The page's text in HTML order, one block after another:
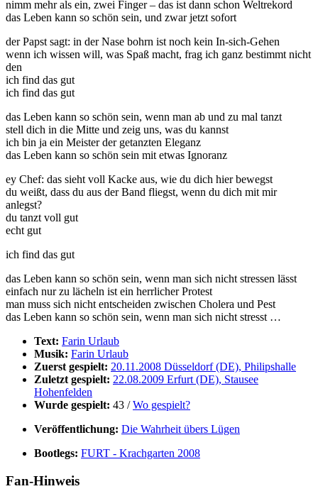
nimm mehr als ein, zwei Finger – das ist dann schon Weltrekord
das Leben kann so schön sein, und zwar jetzt sofort
der Papst sagt: in der Nase bohrn ist noch kein In-sich-Gehen
wenn ich wissen will, was Spaß macht, frag ich ganz bestimmt nicht
den
ich find das gut
ich find das gut
das Leben kann so schön sein, wenn man ab und zu mal tanzt
stell dich in die Mitte und zeig uns, was du kannst
ich bin ja ein Meister der getanzten Eleganz
das Leben kann so schön sein mit etwas Ignoranz
ey Chef: das sieht voll Kacke aus, wie du dich hier bewegst
du weißt, dass du aus der Band fliegst, wenn du dich mit mir
anlegst?
du tanzt voll gut
echt gut
ich find das gut
das Leben kann so schön sein, wenn man sich nicht stressen lässt
einfach nur zu lächeln ist ein herrlicher Protest
man muss sich nicht entscheiden zwischen Cholera und Pest
das Leben kann so schön sein, wenn man sich nicht stresst …
Text: Farin Urlaub
Musik: Farin Urlaub
Zuerst gespielt: 20.11.2008 Düsseldorf (DE), Philipshalle
Zuletzt gespielt: 22.08.2009 Erfurt (DE), Stausee
Hohenfelden
Wurde gespielt: 43 /Wo gespielt?
Veröffentlichung: Die Wahrheit übers Lügen
Bootlegs: FURT - Krachgarten 2008
Fan-Hinweis